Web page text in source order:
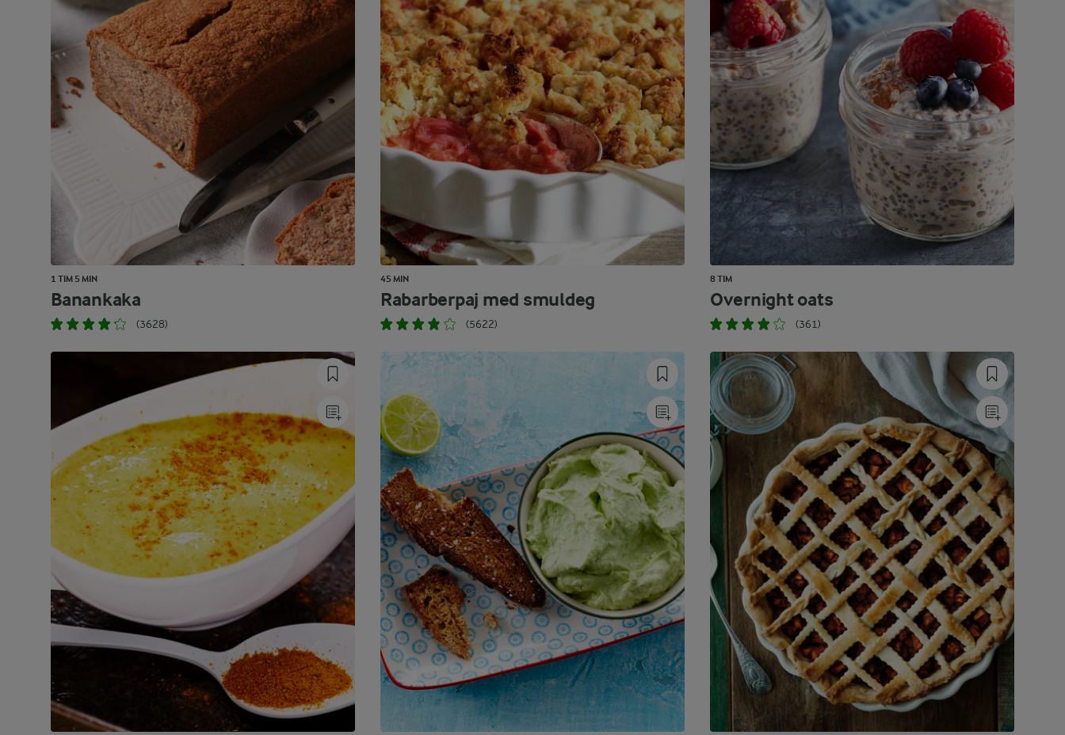
1 TIM 5 MIN
Banankaka
(3628)
45 MIN
Rabarberpaj med smuldeg
(5622)
8 TIM
Overnight oats
(361)